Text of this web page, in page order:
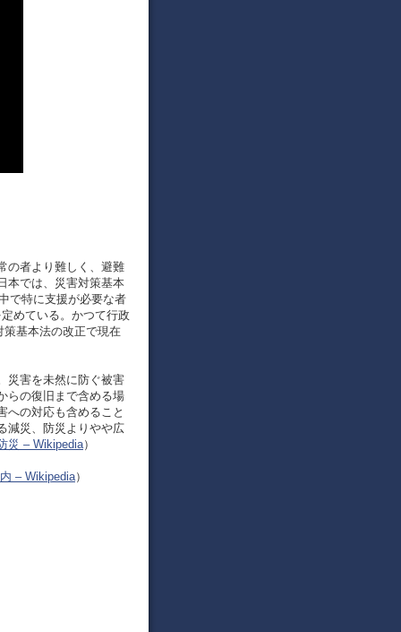
の者より難しく、避難
本では、災害対策基本
で特に支援が必要な者
めている。かつて行政
策基本法の改正で現在
災害を未然に防ぐ被害
らの復旧まで含める場
への対応も含めること
減災、防災よりやや広
災 – Wikipedia）
– Wikipedia）